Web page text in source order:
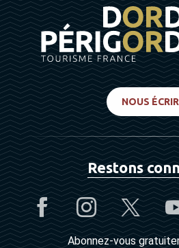
NOUS
Restons
Abonnez-vous